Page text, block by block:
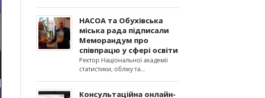
НАСОА та Обухівська
міська рада підписали
Меморандум про
співпрацю у сфері освіти
Ректор Національної академії
статистики, обліку та
Консультаційна онлайн-